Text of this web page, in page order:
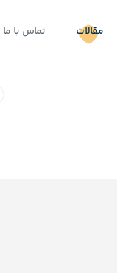
مقالات تماس با ما